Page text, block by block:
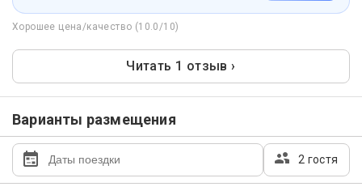
Хорошее цена/качество (10.0/10)
Читать 1 отзыв ›
Варианты размещения
2 гостя